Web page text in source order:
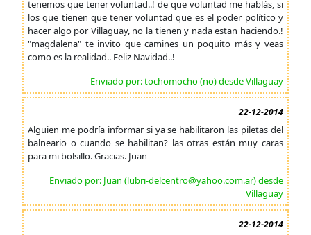
tenemos que tener voluntad..! de que voluntad me hablás, si
los que tienen que tener voluntad que es el poder político y
hacer algo por Villaguay, no la tienen y nada estan haciendo.!
"magdalena" te invito que camines un poquito más y veas
como es la realidad.. Feliz Navidad..!
Enviado por: tochomocho (no) desde Villaguay
22-12-2014
Alguien me podría informar si ya se habilitaron las piletas del
balneario o cuando se habilitan? las otras están muy caras
para mi bolsillo. Gracias. Juan
Enviado por: Juan (lubri-delcentro@yahoo.com.ar) desde
Villaguay
22-12-2014